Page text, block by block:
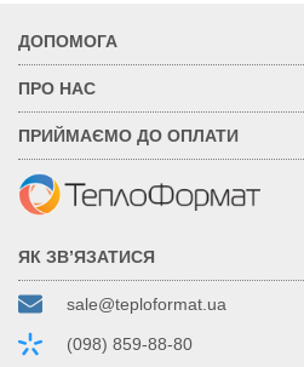
ДОПОМОГА
ПРО НАС
ПРИЙМАЄМО ДО ОПЛАТИ
ЯК ЗВ’ЯЗАТИСЯ
sale@teploformat.ua
(098) 859-88-80